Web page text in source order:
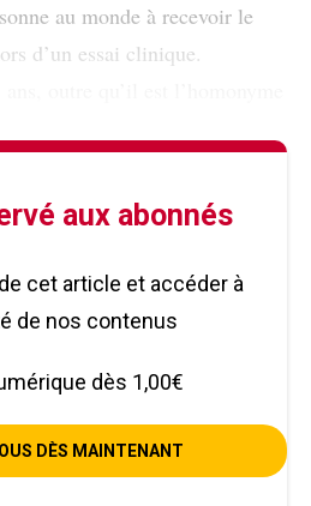
au monde à recevoir le
d’un essai clinique.
aux abonnés
cet article et accéder à
de nos contenus
dès 1,00€
DÈS MAINTENANT